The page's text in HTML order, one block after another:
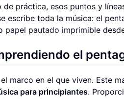
práctica, esos puntos y
escribe toda la música: el
papel pautado imprimible
el
marco en el que viven. Este
para principiantes.